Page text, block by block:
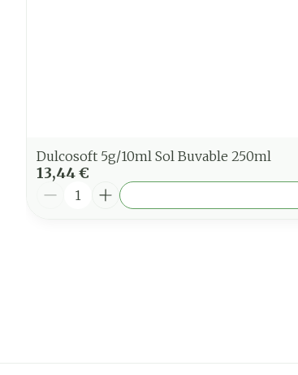
Dulcosoft 5g/10ml Sol Buvable 250ml
13,44 €
Quantité